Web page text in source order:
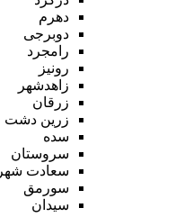
دهرم
دوبرجی
رامجرد
رونیز
زاهدشهر
زرقان
زرین دشت
سده
سروستان
سعادت شهر
سورمق
سیدان